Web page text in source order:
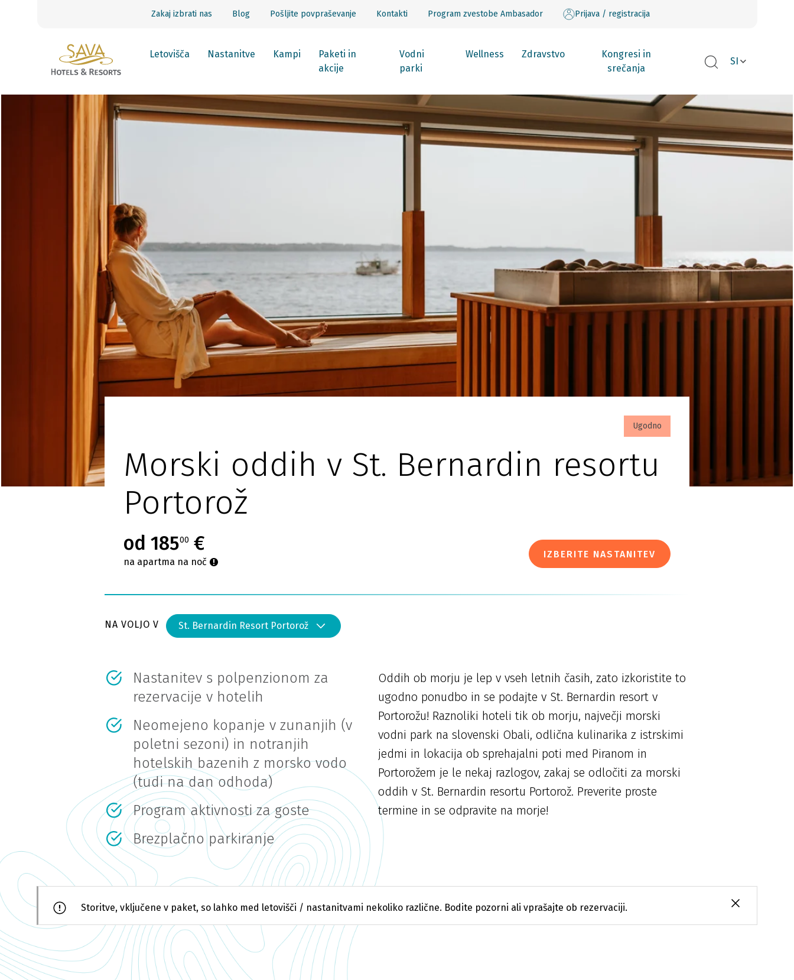
Zakaj izbrati nas Blog Pošljite povpraševanje Kontakti Program zvestobe Ambasador Prijava / registracija
Letovišča Nastanitve Kampi
Paketi in
akcije
Vodni
parki
Wellness Zdravstvo
Kongresi in
srečanja
SI
Ugodno
Morski oddih v St. Bernardin resortu
Portorož
od 18500 €
na apartma na noč
IZBERITE NASTANITEV
NA VOLJO V St. Bernardin Resort Portorož
Oddih ob morju je lep v vseh letnih časih, zato izkoristite to
ugodno ponudbo in se podajte v St. Bernardin resort v
Portorožu! Raznoliki hoteli tik ob morju, največji morski
vodni park na slovenski Obali, odlična kulinarika z istrskimi
jedmi in lokacija ob sprehajalni poti med Piranom in
Portorožem je le nekaj razlogov, zakaj se odločiti za morski
oddih v St. Bernardin resortu Portorož. Preverite proste
termine in se odpravite na morje!
Nastanitev s polpenzionom za
rezervacije v hotelih
Neomejeno kopanje v zunanjih (v
poletni sezoni) in notranjih
hotelskih bazenih z morsko vodo
(tudi na dan odhoda)
Program aktivnosti za goste
Brezplačno parkiranje
Storitve, vključene v paket, so lahko med letovišči / nastanitvami nekoliko različne. Bodite pozorni ali vprašajte ob rezervaciji.